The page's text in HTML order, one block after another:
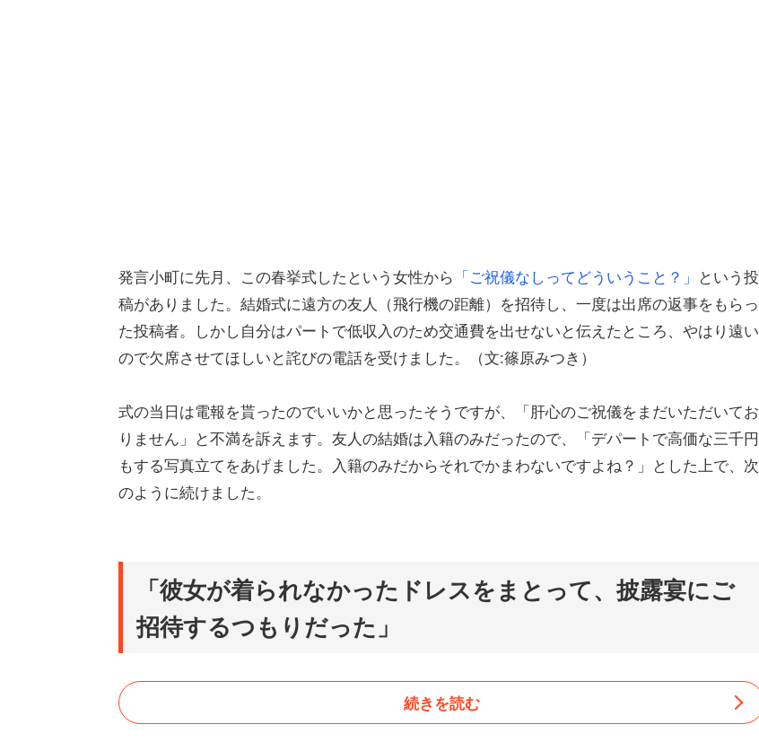
発言小町に先月、この春挙式したという女性から 「ご祝儀なしってどういうこと？」 という投
稿がありました。結婚式に遠方の友人（飛行機の距離）を招待し、一度は出席の返事をもらっ
た投稿者。しかし自分はパートで低収入のため交通費を出せないと伝えたところ、やはり遠い
ので欠席させてほしいと詫びの電話を受けました。（文:篠原みつき）
式の当日は電報を貰ったのでいいかと思ったそうですが、「肝心のご祝儀をまだいただいてお
りません」と不満を訴えます。友人の結婚は入籍のみだったので、「デパートで高価な三千円
もする写真立てをあげました。入籍のみだからそれでかまわないですよね？」とした上で、次
のように続けました。
「彼女が着られなかったドレスをまとって、披露宴にご
招待するつもりだった」
続きを読む